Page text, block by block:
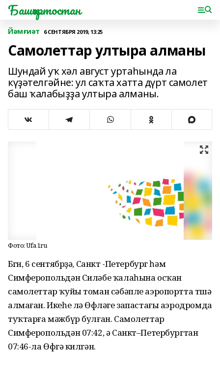
Башҡортостан
Йәмғиәт 6 СЕНТЯБРЯ 2019, 13:25
Самолеттар ултыра алманы
Шундай уҡ хәл август уртаһында ла
күҙәтелгәйне: ул саҡта хатта дүрт самолет
баш ҡалабыҙҙа ултыра алманы.
Фото: Ufa 1ru
Бөгөн, 6 сентябрҙә, Санкт -Петербург һәм
Симферопольдән Силәбе ҡалаһына осҡан
самолеттар ҡуйы томан сәбәпле аэропортта төшә
алмаған. Икеһе лә Өфөләге запастағы аэродромда
туҡтарға мәжбүр булған. Самолеттар
Симферопольдән 07:42, ә Санкт–Петербургтан
07:46-ла Өфөгә килгән.